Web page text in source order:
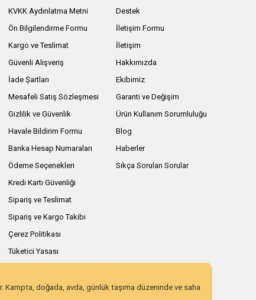
KVKK Aydınlatma Metni
Ön Bilgilendirme Formu
Kargo ve Teslimat
Güvenli Alışveriş
İade Şartları
Mesafeli Satış Sözleşmesi
Gizlilik ve Güvenlik
Havale Bildirim Formu
Banka Hesap Numaraları
Ödeme Seçenekleri
Kredi Kartı Güvenliği
Sipariş ve Teslimat
Sipariş ve Kargo Takibi
Çerez Politikası
Tüketici Yasası
Destek
İletişim Formu
İletişim
Hakkımızda
Ekibimiz
Garanti ve Değişim
Ürün Kullanım Sorumluluğu
Blog
Haberler
Sıkça Sorulan Sorular
Kampta, doğada, avda, günlük taşıma düzeninde ve saha